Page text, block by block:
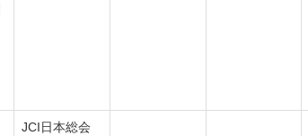
JCI日本総会